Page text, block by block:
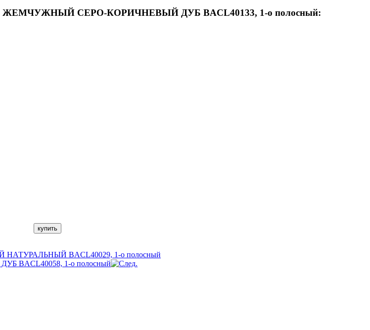
ЖЕМЧУЖНЫЙ СЕРО-КОРИЧНЕВЫЙ ДУБ BACL40133, 1-о полосный: